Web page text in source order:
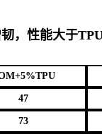
，性能大于
+5%TPU
47
73